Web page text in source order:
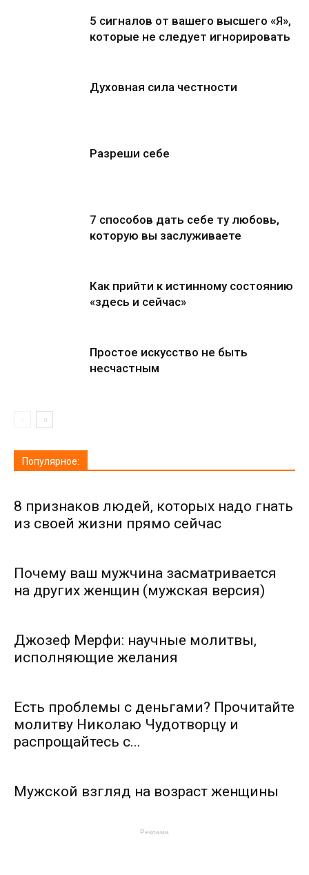
5 сигналов от вашего высшего «Я»,
которые не следует игнорировать
Духовная сила честности
Разреши себе
7 способов дать себе ту любовь,
которую вы заслуживаете
Как прийти к истинному состоянию
«здесь и сейчас»
Простое искусство не быть
несчастным
Популярное:
8 признаков людей, которых надо гнать
из своей жизни прямо сейчас
Почему ваш мужчина засматривается
на других женщин (мужская версия)
Джозеф Мерфи: научные молитвы,
исполняющие желания
Есть проблемы с деньгами? Прочитайте
молитву Николаю Чудотворцу и
распрощайтесь с...
Мужской взгляд на возраст женщины
Реклама